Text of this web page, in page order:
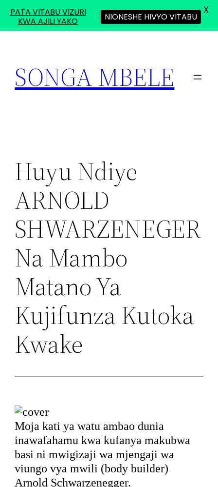
content
SONGA MBELE
Huyu Ndiye
ARNOLD
SHWARZENEGER
Na Mambo
Matano Ya
Kujifunza Kutoka
Kwake
Moja kati ya watu ambao dunia
inawafahamu kwa kufanya makubwa
basi ni mwigizaji wa mjengaji wa
viungo vya mwili (body builder)
Arnold Schwarzenegger.
PATA VITABU VIZURI
KWA AJILI YAKO
NIONESHE HIVYO VITABU
X